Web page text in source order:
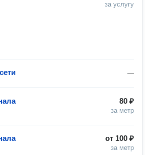
за услугу
—
80 ₽
за метр
от 100 ₽
за метр